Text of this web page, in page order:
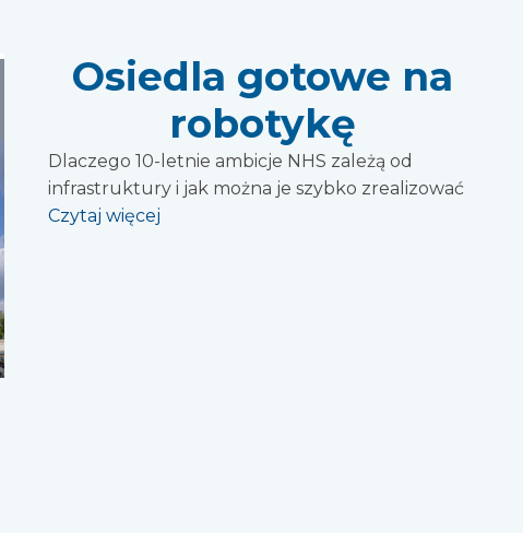
Osiedla gotowe na
robotykę
Dlaczego 10-letnie ambicje NHS zależą od
infrastruktury i jak można je szybko zrealizować
Czytaj więcej